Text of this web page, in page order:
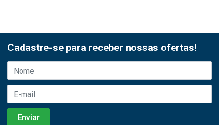
Cadastre-se para receber nossas ofertas!